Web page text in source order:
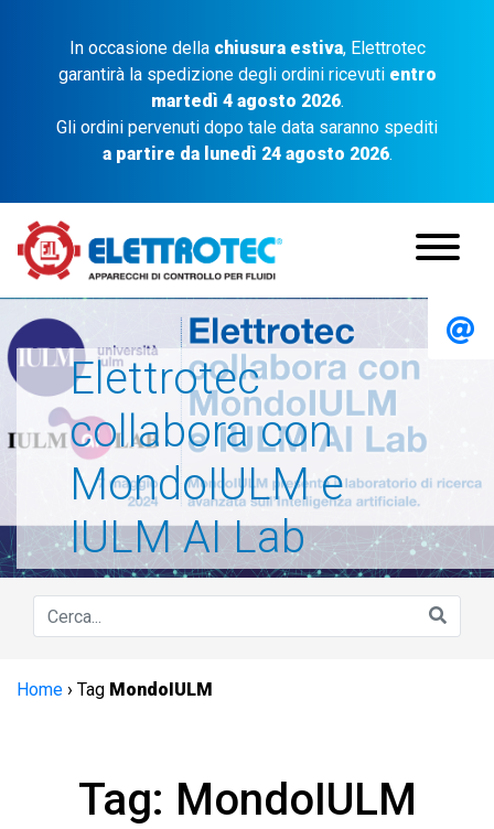
In occasione della chiusura estiva, Elettrotec
garantirà la spedizione degli ordini ricevuti entro
martedì 4 agosto 2026.
Gli ordini pervenuti dopo tale data saranno spediti
a partire da lunedì 24 agosto 2026.
Elettrotec
collabora con
MondoIULM e
IULM AI Lab
Home › Tag MondoIULM
Tag: MondoIULM